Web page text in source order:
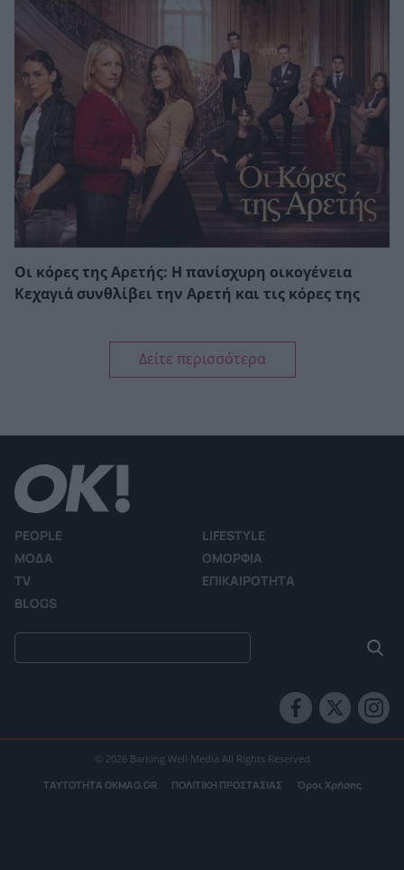
Οι κόρες της Αρετής: Η πανίσχυρη οικογένεια
Κεχαγιά συνθλίβει την Αρετή και τις κόρες της
Δείτε περισσότερα
PEOPLE
LIFESTYLE
ΜΟΔΑ
ΟΜΟΡΦΙΑ
TV
ΕΠΙΚΑΙΡΟΤΗΤΑ
BLOGS
© 2026 Barking Well Media All Rights Reserved
ΤΑΥΤΟΤΗΤΑ OKMAG.GR ΠΟΛΙΤΙΚΗ ΠΡΟΣΤΑΣΙΑΣ Όροι Χρήσης